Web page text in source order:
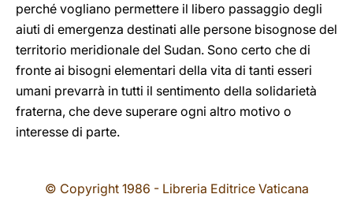
perché vogliano permettere il libero passaggio degli
aiuti di emergenza destinati alle persone bisognose del
territorio meridionale del Sudan. Sono certo che di
fronte ai bisogni elementari della vita di tanti esseri
umani prevarrà in tutti il sentimento della solidarietà
fraterna, che deve superare ogni altro motivo o
interesse di parte.
© Copyright 1986 - Libreria Editrice Vaticana